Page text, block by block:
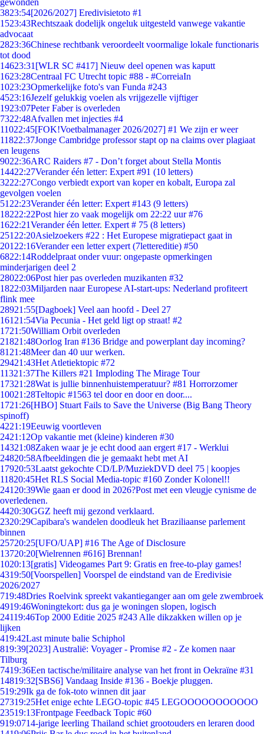
gewonden
3823:54[2026/2027] Eredivisietoto #1
1523:43Rechtszaak dodelijk ongeluk uitgesteld vanwege vakantie
advocaat
2823:36Chinese rechtbank veroordeelt voormalige lokale functionaris
tot dood
14623:31 [WLR SC #417] Nieuw deel openen was kaputt
1623:28Centraal FC Utrecht topic #88 - #CorreiaIn
1023:23Opmerkelijke foto's van Funda #243
4523:16Jezelf gelukkig voelen als vrijgezelle vijftiger
1923:07Peter Faber is overleden
7322:48Afvallen met injecties #4
11022:45[FOK!Voetbalmanager 2026/2027] #1 We zijn er weer
11822:37Jonge Cambridge professor stapt op na claims over plagiaat
en leugens
9022:36ARC Raiders #7 - Don’t forget about Stella Montis
14422:27Verander één letter: Expert #91 (10 letters)
3222:27Congo verbiedt export van koper en kobalt, Europa zal
gevolgen voelen
51 22:23Verander één letter: Expert #143 (9 letters)
18222:22Post hier zo vaak mogelijk om 22:22 uur #76
1622:21Verander één letter. Expert # 75 (8 letters)
251 22:20Asielzoekers #22 : Het Europese migratiepact gaat in
201 22:16Verander een letter expert (7lettereditie) #50
6822:14Roddelpraat onder vuur: ongepaste opmerkingen
minderjarigen deel 2
28022:06Post hier pas overleden muzikanten #32
1822:03Miljarden naar Europese AI-start-ups: Nederland profiteert
flink mee
28921:55[Dagboek] Veel aan hoofd - Deel 27
161 21:54Via Pecunia - Het geld ligt op straat! #2
1721:50William Orbit overleden
21821:48Oorlog Iran #136 Bridge and powerplant day incoming?
81 21:48Meer dan 40 uur werken.
29421:43Het Atletiektopic #72
11321:37The Killers #21 Imploding The Mirage Tour
17321:28Wat is jullie binnenhuistemperatuur? #81 Horrorzomer
10021:28Teltopic #1563 tel door en door en door....
1721:26[HBO] Stuart Fails to Save the Universe (Big Bang Theory
spinoff)
4221:19Eeuwig voortleven
2421:12Op vakantie met (kleine) kinderen #30
14321:08Zaken waar je je echt dood aan ergert #17 - Werklui
24820:58Afbeeldingen die je gemaakt hebt met AI
17920:53Laatst gekochte CD/LP/MuziekDVD deel 75 | koopjes
11820:45Het RLS Social Media-topic #160 Zonder Kolonel!!
241 20:39Wie gaan er dood in 2026?Post met een vleugje cynisme de
overledenen.
4420:30GGZ heeft mij gezond verklaard.
2320:29Capibara's wandelen doodleuk het Braziliaanse parlement
binnen
25720:25[UFO/UAP] #16 The Age of Disclosure
13720:20[Wielrennen #616] Brennan!
1020:13[gratis] Videogames Part 9: Gratis en free-to-play games!
4319:50[Voorspellen] Voorspel de eindstand van de Eredivisie
2026/2027
719:48Dries Roelvink spreekt vakantieganger aan om gele zwembroek
4919:46Woningtekort: dus ga je woningen slopen, logisch
24119:46Top 2000 Editie 2025 #243 Alle dikzakken willen op je
lijken
419:42Last minute balie Schiphol
819:39[2023] Australië: Voyager - Promise #2 - Ze komen naar
Tilburg
7419:36Een tactische/militaire analyse van het front in Oekraïne #31
14819:32[SBS6] Vandaag Inside #136 - Boekje pluggen.
519:29Ik ga de fok-toto winnen dit jaar
27319:25Het enige echte LEGO-topic #45 LEGOOOOOOOOOOO
23519:13Frontpage Feedback Topic #60
919:0714-jarige leerling Thailand schiet grootouders en leraren dood